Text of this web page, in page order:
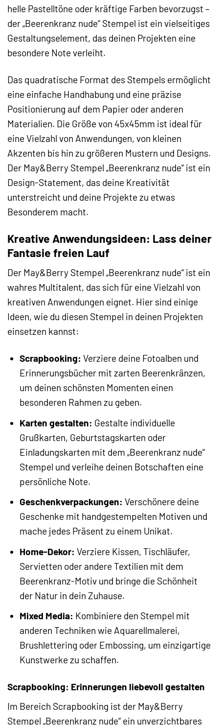
helle Pastelltöne oder kräftige Farben bevorzugst –
der „Beerenkranz nude“ Stempel ist ein vielseitiges
Gestaltungselement, das deinen Projekten eine
besondere Note verleiht.
Das quadratische Format des Stempels ermöglicht
eine einfache Handhabung und eine präzise
Positionierung auf dem Papier oder anderen
Materialien. Die Größe von 45x45mm ist ideal für
eine Vielzahl von Anwendungen, von kleinen
Akzenten bis hin zu größeren Mustern und Designs.
Der May&Berry Stempel „Beerenkranz nude“ ist ein
Design-Statement, das deine Kreativität
unterstreicht und deine Projekte zu etwas
Besonderem macht.
Kreative Anwendungsideen: Lass deiner
Fantasie freien Lauf
Der May&Berry Stempel „Beerenkranz nude“ ist ein
wahres Multitalent, das sich für eine Vielzahl von
kreativen Anwendungen eignet. Hier sind einige
Ideen, wie du diesen Stempel in deinen Projekten
einsetzen kannst:
Scrapbooking: Verziere deine Fotoalben und
Erinnerungsbücher mit zarten Beerenkränzen,
um deinen schönsten Momenten einen
besonderen Rahmen zu geben.
Karten gestalten: Gestalte individuelle
Grußkarten, Geburtstagskarten oder
Einladungskarten mit dem „Beerenkranz nude“
Stempel und verleihe deinen Botschaften eine
persönliche Note.
Geschenkverpackungen: Verschönere deine
Geschenke mit handgestempelten Motiven und
mache jedes Präsent zu einem Unikat.
Home-Dekor: Verziere Kissen, Tischläufer,
Servietten oder andere Textilien mit dem
Beerenkranz-Motiv und bringe die Schönheit
der Natur in dein Zuhause.
Mixed Media: Kombiniere den Stempel mit
anderen Techniken wie Aquarellmalerei,
Brushlettering oder Embossing, um einzigartige
Kunstwerke zu schaffen.
Scrapbooking: Erinnerungen liebevoll gestalten
Im Bereich Scrapbooking ist der May&Berry
Stempel „Beerenkranz nude“ ein unverzichtbares